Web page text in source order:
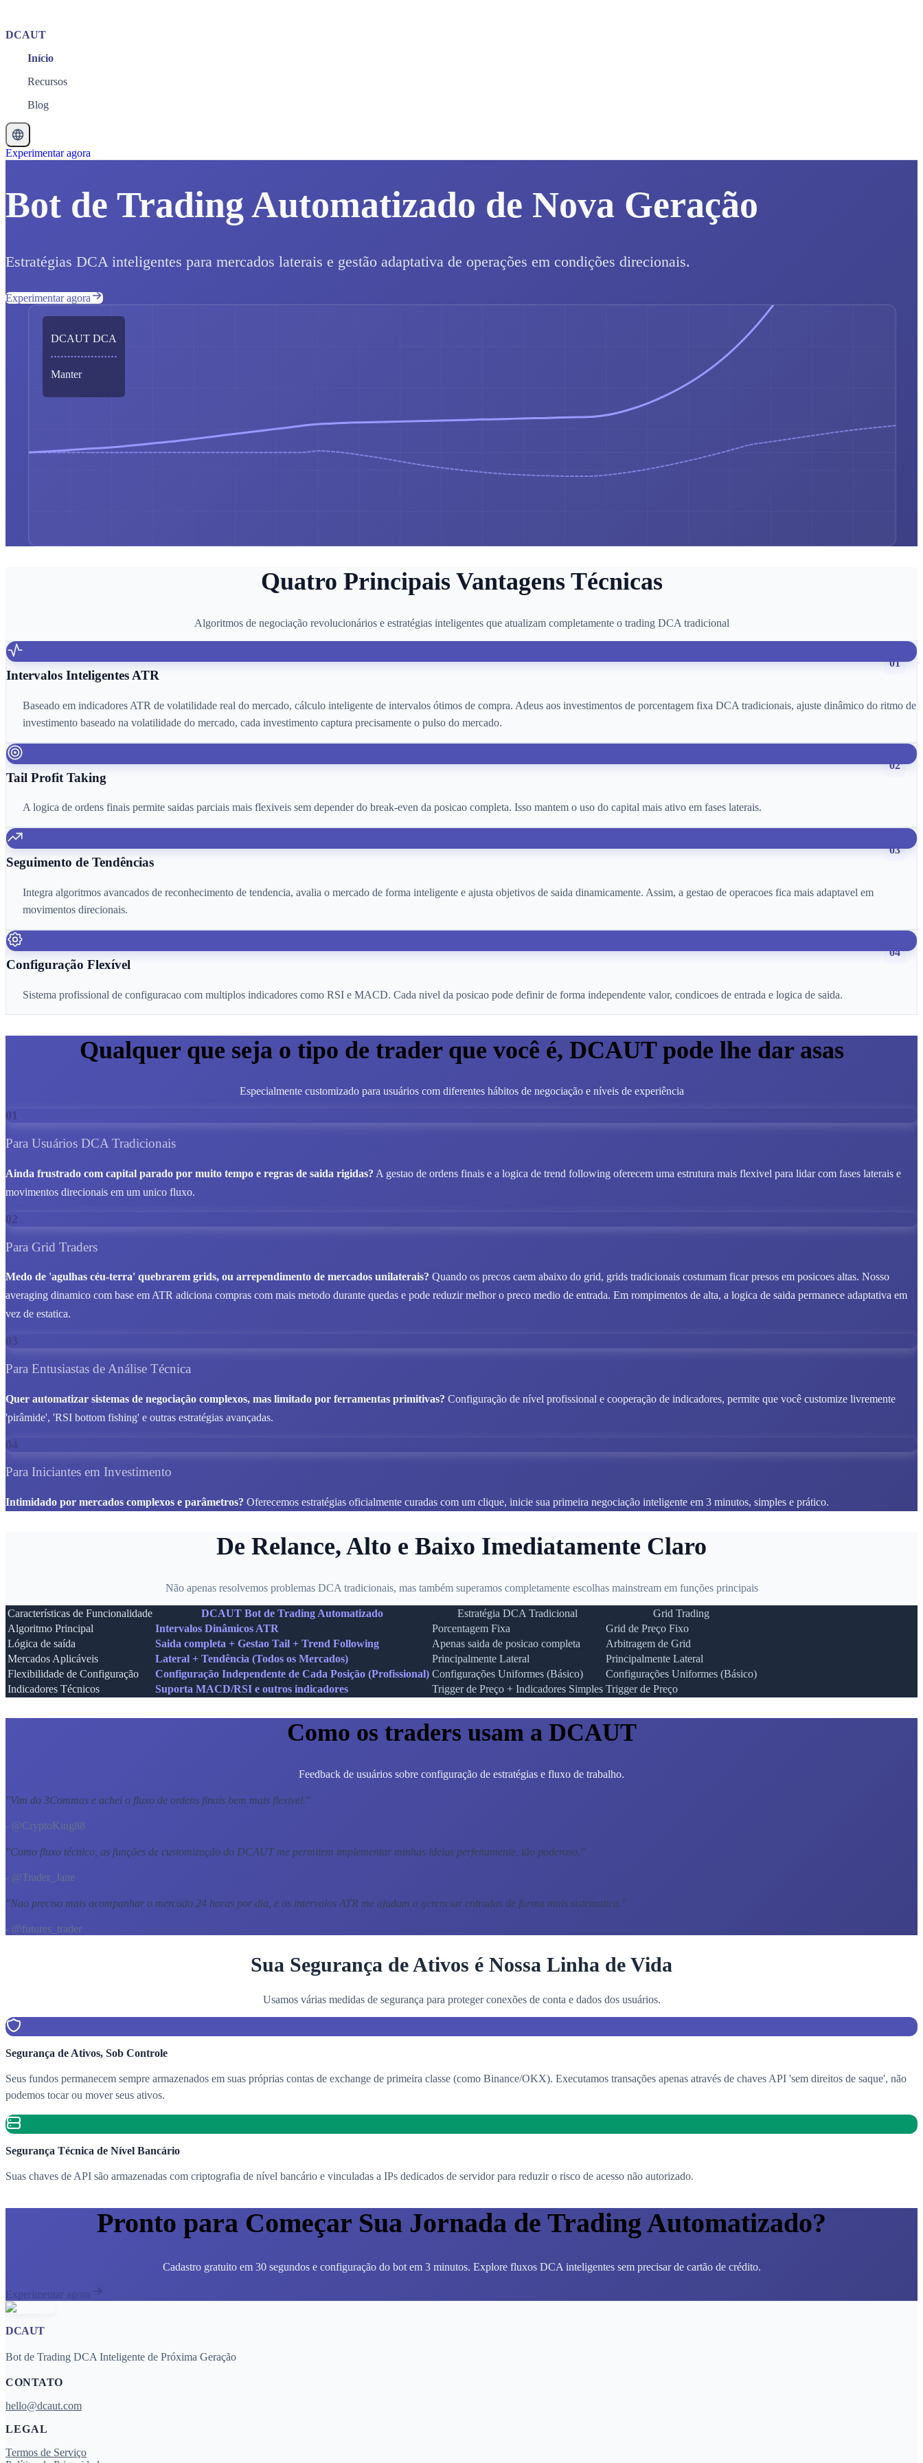
DCAUT
Início
Recursos
Blog
Experimentar agora
Bot de Trading Automatizado de Nova Geração
Estratégias DCA inteligentes para mercados laterais e gestão adaptativa de operações em condições direcionais.
Experimentar agora
DCAUT DCA
Manter
Quatro Principais Vantagens Técnicas
Algoritmos de negociação revolucionários e estratégias inteligentes que atualizam completamente o trading DCA tradicional
01
Intervalos Inteligentes ATR
Baseado em indicadores ATR de volatilidade real do mercado, cálculo inteligente de intervalos ótimos de compra. Adeus aos investimentos de porcentagem fixa DCA tradicionais, ajuste dinâmico do ritmo de
investimento baseado na volatilidade do mercado, cada investimento captura precisamente o pulso do mercado.
02
Tail Profit Taking
A logica de ordens finais permite saidas parciais mais flexiveis sem depender do break-even da posicao completa. Isso mantem o uso do capital mais ativo em fases laterais.
03
Seguimento de Tendências
Integra algoritmos avancados de reconhecimento de tendencia, avalia o mercado de forma inteligente e ajusta objetivos de saida dinamicamente. Assim, a gestao de operacoes fica mais adaptavel em
movimentos direcionais.
04
Configuração Flexível
Sistema profissional de configuracao com multiplos indicadores como RSI e MACD. Cada nivel da posicao pode definir de forma independente valor, condicoes de entrada e logica de saida.
Qualquer que seja o tipo de trader que você é, DCAUT pode lhe dar asas
Especialmente customizado para usuários com diferentes hábitos de negociação e níveis de experiência
01
Para Usuários DCA Tradicionais
Ainda frustrado com capital parado por muito tempo e regras de saida rigidas? A gestao de ordens finais e a logica de trend following oferecem uma estrutura mais flexivel para lidar com fases laterais e
movimentos direcionais em um unico fluxo.
02
Para Grid Traders
Medo de 'agulhas céu-terra' quebrarem grids, ou arrependimento de mercados unilaterais? Quando os precos caem abaixo do grid, grids tradicionais costumam ficar presos em posicoes altas. Nosso
averaging dinamico com base em ATR adiciona compras com mais metodo durante quedas e pode reduzir melhor o preco medio de entrada. Em rompimentos de alta, a logica de saida permanece adaptativa em
vez de estatica.
03
Para Entusiastas de Análise Técnica
Quer automatizar sistemas de negociação complexos, mas limitado por ferramentas primitivas? Configuração de nível profissional e cooperação de indicadores, permite que você customize livremente
'pirâmide', 'RSI bottom fishing' e outras estratégias avançadas.
04
Para Iniciantes em Investimento
Intimidado por mercados complexos e parâmetros? Oferecemos estratégias oficialmente curadas com um clique, inicie sua primeira negociação inteligente em 3 minutos, simples e prático.
De Relance, Alto e Baixo Imediatamente Claro
Não apenas resolvemos problemas DCA tradicionais, mas também superamos completamente escolhas mainstream em funções principais
Características de Funcionalidade DCAUT Bot de Trading Automatizado Estratégia DCA Tradicional
Grid Trading
Algoritmo Principal
Intervalos Dinâmicos ATR Porcentagem Fixa
Grid de Preço Fixo
Lógica de saída
Saida completa + Gestao Tail + Trend Following Apenas saida de posicao completa
Arbitragem de Grid
Mercados Aplicáveis
Lateral + Tendência (Todos os Mercados) Principalmente Lateral
Principalmente Lateral
Flexibilidade de Configuração
Configuração Independente de Cada Posição (Profissional) Configurações Uniformes (Básico)
Configurações Uniformes (Básico)
Indicadores Técnicos
Suporta MACD/RSI e outros indicadores Trigger de Preço + Indicadores Simples Trigger de Preço
Como os traders usam a DCAUT
Feedback de usuários sobre configuração de estratégias e fluxo de trabalho.
"Vim do 3Commas e achei o fluxo de ordens finais bem mais flexivel."
- @CryptoKing88
"Como fluxo técnico, as funções de customização do DCAUT me permitem implementar minhas ideias perfeitamente, tão poderoso. "
- @Trader_Jane
"Nao preciso mais acompanhar o mercado 24 horas por dia, e os intervalos ATR me ajudam a gerenciar entradas de forma mais sistematica. "
- @futures_trader
Sua Segurança de Ativos é Nossa Linha de Vida
Usamos várias medidas de segurança para proteger conexões de conta e dados dos usuários.
Segurança de Ativos, Sob Controle
Seus fundos permanecem sempre armazenados em suas próprias contas de exchange de primeira classe (como Binance/OKX). Executamos transações apenas através de chaves API 'sem direitos de saque', não
podemos tocar ou mover seus ativos.
Segurança Técnica de Nível Bancário
Suas chaves de API são armazenadas com criptografia de nível bancário e vinculadas a IPs dedicados de servidor para reduzir o risco de acesso não autorizado.
Pronto para Começar Sua Jornada de Trading Automatizado?
Cadastro gratuito em 30 segundos e configuração do bot em 3 minutos. Explore fluxos DCA inteligentes sem precisar de cartão de crédito.
Experimentar agora
DCAUT
Bot de Trading DCA Inteligente de Próxima Geração
CONTATO
hello@dcaut.com
LEGAL
Termos de Serviço